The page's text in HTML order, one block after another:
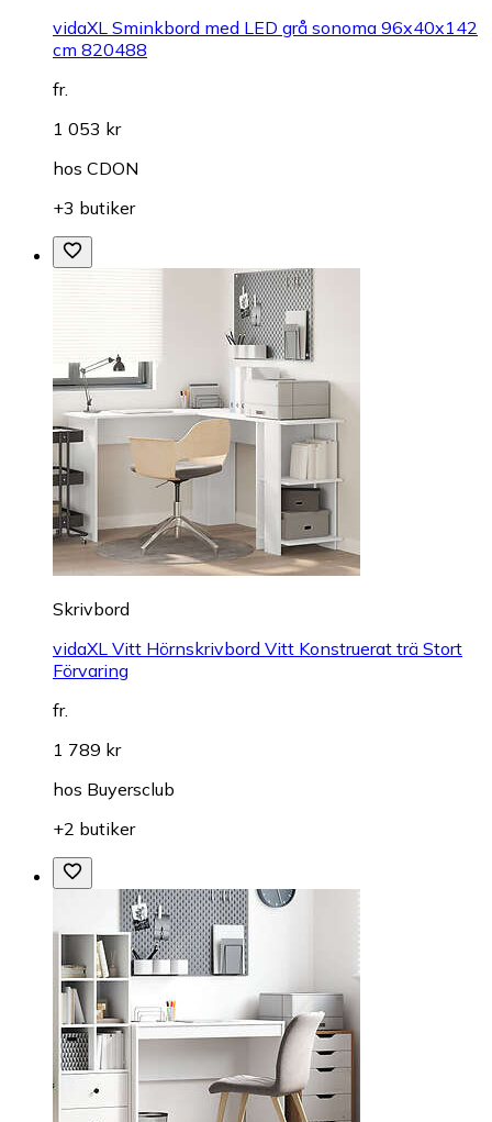
vidaXL Sminkbord med LED grå sonoma 96x40x142
cm 820488
fr.
1 053 kr
hos CDON
+3 butiker
Skrivbord
vidaXL Vitt Hörnskrivbord Vitt Konstruerat trä Stort
Förvaring
fr.
1 789 kr
hos Buyersclub
+2 butiker